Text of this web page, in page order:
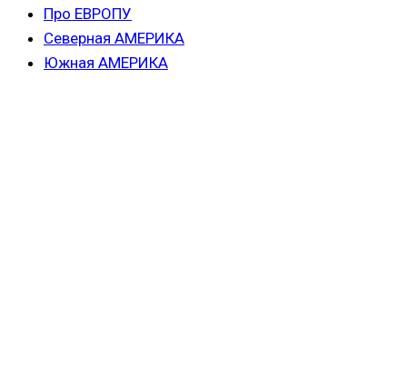
Про ЕВРОПУ
Северная АМЕРИКА
Южная АМЕРИКА